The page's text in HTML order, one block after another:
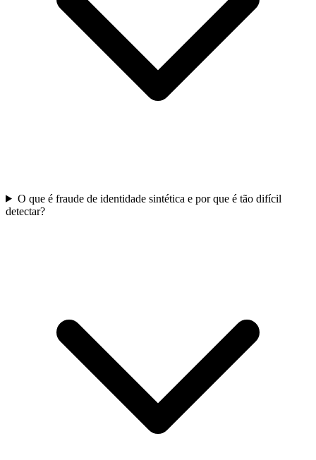
O que é fraude de identidade sintética e por que é tão difícil
detectar?